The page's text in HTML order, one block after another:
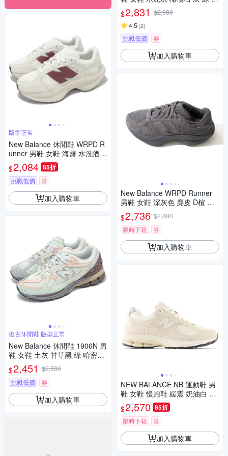
版型正常
New Balance 休閒鞋 WRPD R
unner 男鞋 女鞋 海鹽 水洗酒紅
麂皮 復古 厚底 NB 紐巴倫 UW
RPDWHE-D
$2,084 85折
挑戰低價 券
加入購物車
復古休閒鞋 版型正常
New Balance 休閒鞋 1906N 男
鞋 女鞋 土灰 甘草黑 綠 哈密瓜
橘 復古 NB M1906ND-D
$2,451 $2,580
挑戰低價
券
加入購物車
古 NB M1906NB-D
$2,831 $2,980
4.5 (2)
挑戰低價 券
加入購物車
New Balance WRPD Runner
男鞋 女鞋 深灰色 麂皮 D楦 復
古 休閒 慢跑鞋 UWRPDTBE
$2,736 $2,880
限時下殺
券
加入購物車
NEW BALANCE NB 運動鞋 男
鞋 女鞋 慢跑鞋 緩震 奶油白 M2
002RCC-D楦
$2,570 85折
限時下殺 券
加入購物車